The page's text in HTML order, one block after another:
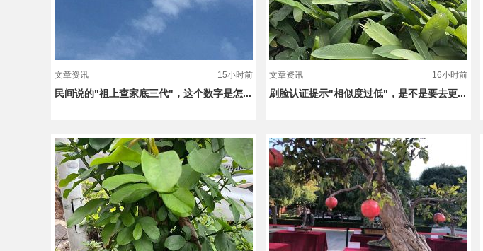
文章资讯 15小时前
民间说的"祖上查家底三代"，这个数字是怎...
文章资讯 16小时前
刷脸认证提示"相似度过低"，是不是要去更...